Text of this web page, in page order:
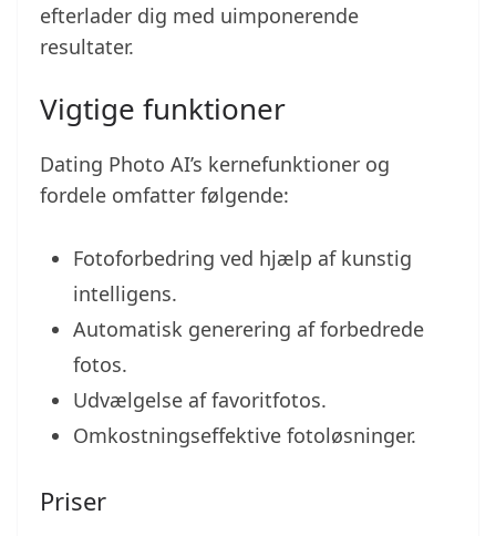
efterlader dig med uimponerende
resultater.
Vigtige funktioner
Dating Photo AI’s kernefunktioner og
fordele omfatter følgende:
Fotoforbedring ved hjælp af kunstig
intelligens.
Automatisk generering af forbedrede
fotos.
Udvælgelse af favoritfotos.
Omkostningseffektive fotoløsninger.
Priser